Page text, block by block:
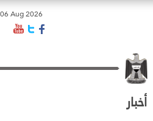
06 Aug 2026
أخبار